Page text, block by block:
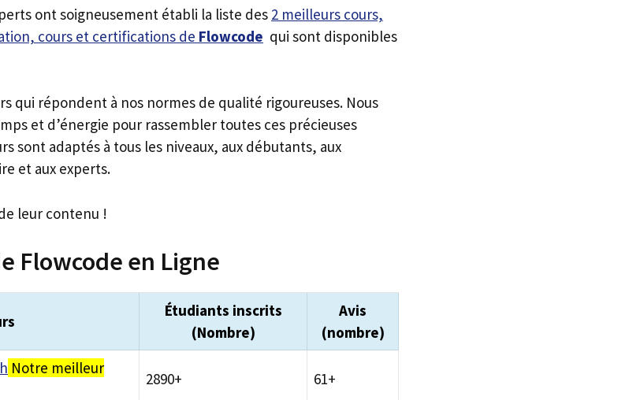
ont soigneusement établi la liste des 2 meilleurs cours,
cours et certifications de Flowcode qui sont disponibles
qui répondent à nos normes de qualité rigoureuses. Nous
et d’énergie pour rassembler toutes ces précieuses
sont adaptés à tous les niveaux, aux débutants, aux
et aux experts.
leur contenu !
Flowcode en Ligne
Étudiants inscrits
(Nombre)
Avis
(nombre)
Notre meilleur
2890+ 61+